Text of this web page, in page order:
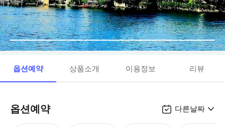
옵션예약 상품소개 이용정보 리뷰
옵션예약 다른날짜